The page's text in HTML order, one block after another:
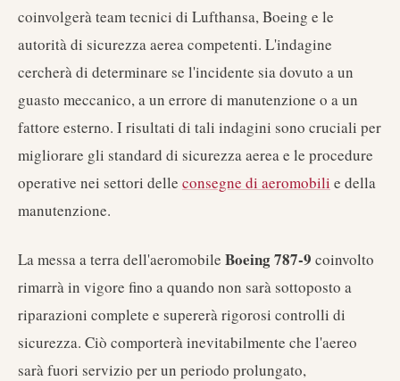
coinvolgerà team tecnici di Lufthansa, Boeing e le
autorità di sicurezza aerea competenti. L'indagine
cercherà di determinare se l'incidente sia dovuto a un
guasto meccanico, a un errore di manutenzione o a un
fattore esterno. I risultati di tali indagini sono cruciali per
migliorare gli standard di sicurezza aerea e le procedure
operative nei settori delle consegne di aeromobili e della
manutenzione.
La messa a terra dell'aeromobile Boeing 787-9 coinvolto
rimarrà in vigore fino a quando non sarà sottoposto a
riparazioni complete e supererà rigorosi controlli di
sicurezza. Ciò comporterà inevitabilmente che l'aereo
sarà fuori servizio per un periodo prolungato,